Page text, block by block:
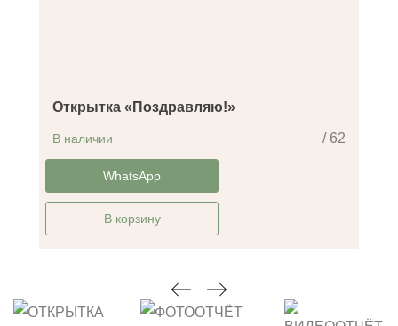
Открытка «Поздравляю!»
/ 62
В наличии
-14%WhatsApp
В корзину